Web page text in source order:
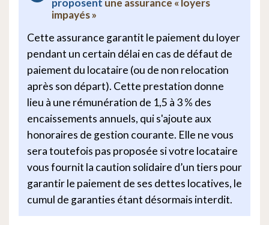
impayés »
Cette assurance garantit le paiement du loyer
pendant un certain délai en cas de défaut de
paiement du locataire (ou de non relocation
après son départ). Cette prestation donne
lieu à une rémunération de 1,5 à 3 % des
encaissements annuels, qui s'ajoute aux
honoraires de gestion courante. Elle ne vous
sera toutefois pas proposée si votre locataire
vous fournit la caution solidaire d’un tiers pour
garantir le paiement de ses dettes locatives, le
cumul de garanties étant désormais interdit.